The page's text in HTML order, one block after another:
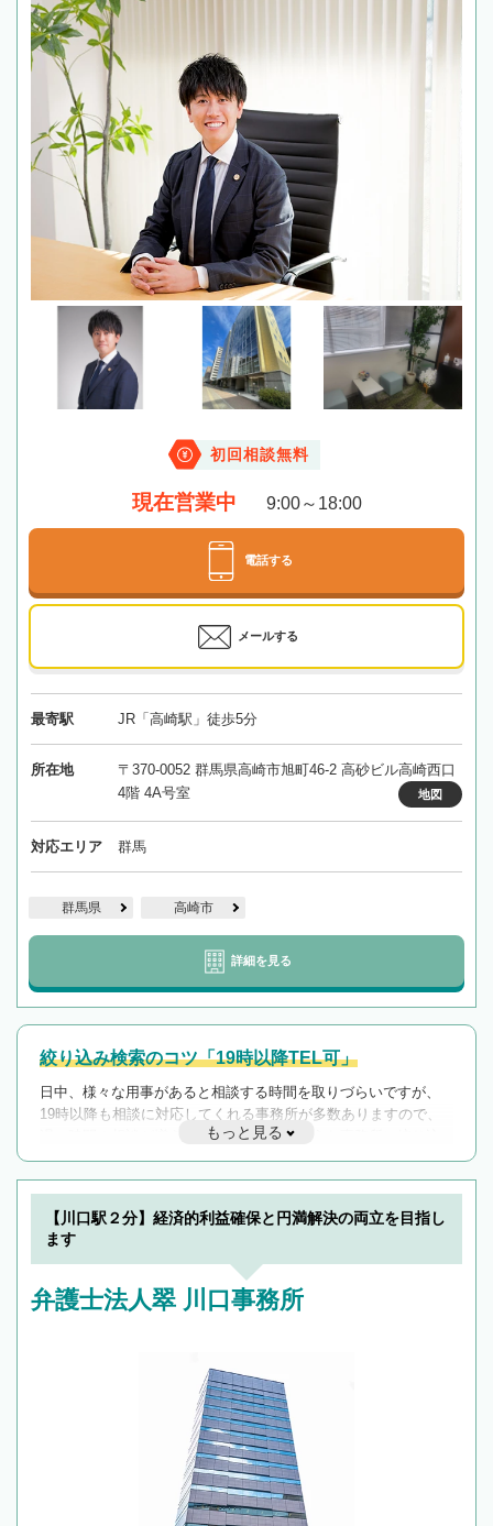
初回相談無料
現在営業中 9:00～18:00
電話する
メールする
最寄駅 JR「高崎駅」徒歩5分
所在地
〒370-0052 群馬県高崎市旭町46-2 高砂ビル高崎西口
4階 4A号室
地図
対応エリア 群馬
群馬県 高崎市
詳細を見る
絞り込み検索のコツ「19時以降TEL可」
日中、様々な用事があると相談する時間を取りづらいですが、
19時以降も相談に対応してくれる事務所が多数ありますので、
遅い時間の相談が増えそうな場合はそのような事務所に絞り込
んで検索してみましょう。
19時以降TEL可の条件
を加えて再検索
もっと見る
【川口駅２分】経済的利益確保と円満解決の両立を目指し
ます
弁護士法人翠 川口事務所